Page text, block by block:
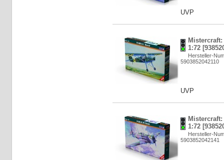
UVP
1:72
Hersteller-
5903852042110
UVP
1:72
Hersteller-
5903852042141